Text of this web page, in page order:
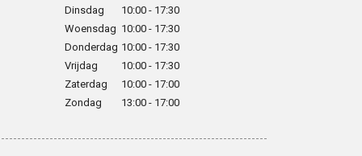
Dinsdag
10:00 - 17:30
Woensdag 10:00 - 17:30
Donderdag 10:00 - 17:30
Vrijdag
10:00 - 17:30
Zaterdag
10:00 - 17:00
Zondag
13:00 - 17:00